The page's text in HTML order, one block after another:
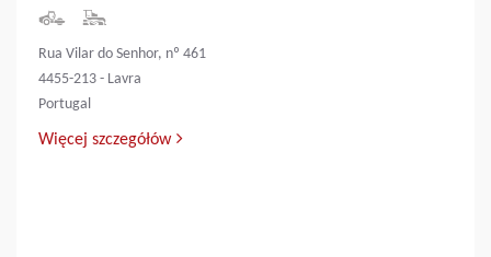
Rua Vilar do Senhor, nº 461
4455-213 - Lavra
Portugal
Więcej szczegółów